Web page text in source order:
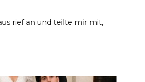
rief an und teilte mir mit,